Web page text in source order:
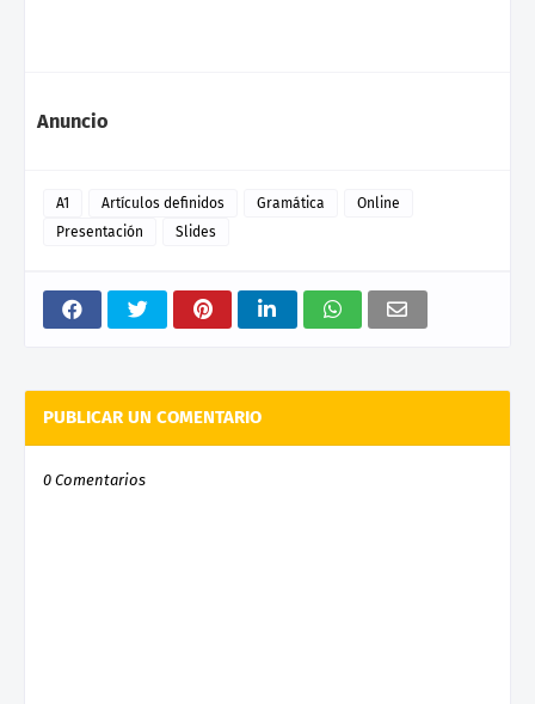
Anuncio
A1 Artículos definidos Gramática
Online
Presentación
Slides
PUBLICAR UN COMENTARIO
0 Comentarios